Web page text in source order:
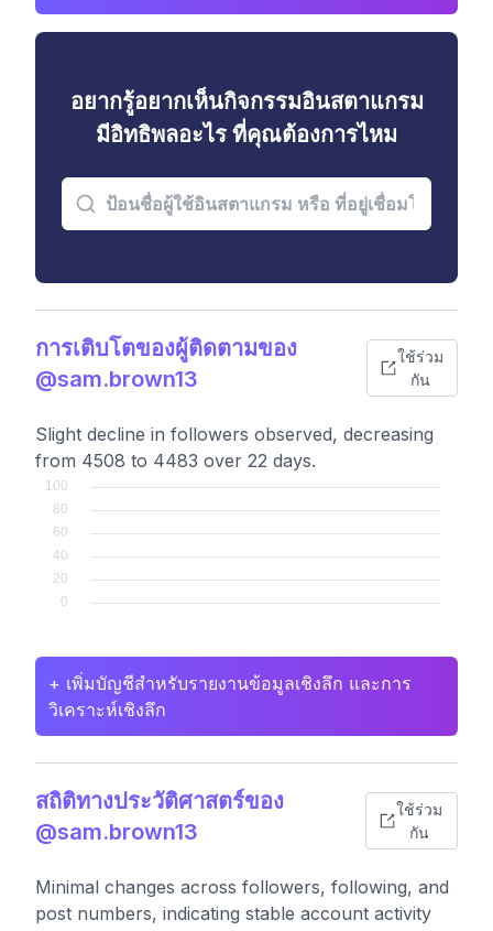
อยากรู้อยากเห็นกิจกรรมอินสตาแกรม
มีอิทธิพลอะไร ที่คุณต้องการไหม
การเติบโตของผู้ติดตามของ
@sam.brown13
ใช้ร่วม
กัน
Slight decline in followers observed, decreasing
from 4508 to 4483 over 22 days.
+ เพิ่มบัญชีสำหรับรายงานข้อมูลเชิงลึก และการ
วิเคราะห์เชิงลึก
สถิติทางประวัติศาสตร์ของ
@sam.brown13
ใช้ร่วม
กัน
Minimal changes across followers, following, and
post numbers, indicating stable account activity